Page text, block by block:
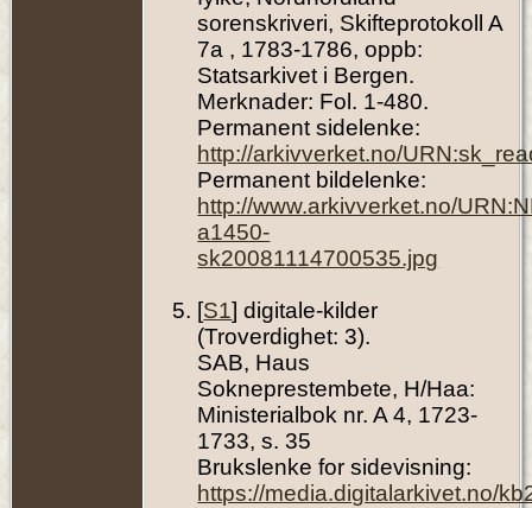
sorenskriveri, Skifteprotokoll A
7a , 1783-1786, oppb:
Statsarkivet i Bergen.
Merknader: Fol. 1-480.
Permanent sidelenke:
http://arkivverket.no/
Permanent bildelenke:
http://www.arkivverket.no/
a1450-
sk20081114700535.jpg
[S1] digitale-kilder
(Troverdighet: 3).
SAB, Haus
Sokneprestembete, H/Haa:
Ministerialbok nr. A 4, 1723-
1733, s. 35
Brukslenke for sidevisning:
https://media.digitalarkivet.no/